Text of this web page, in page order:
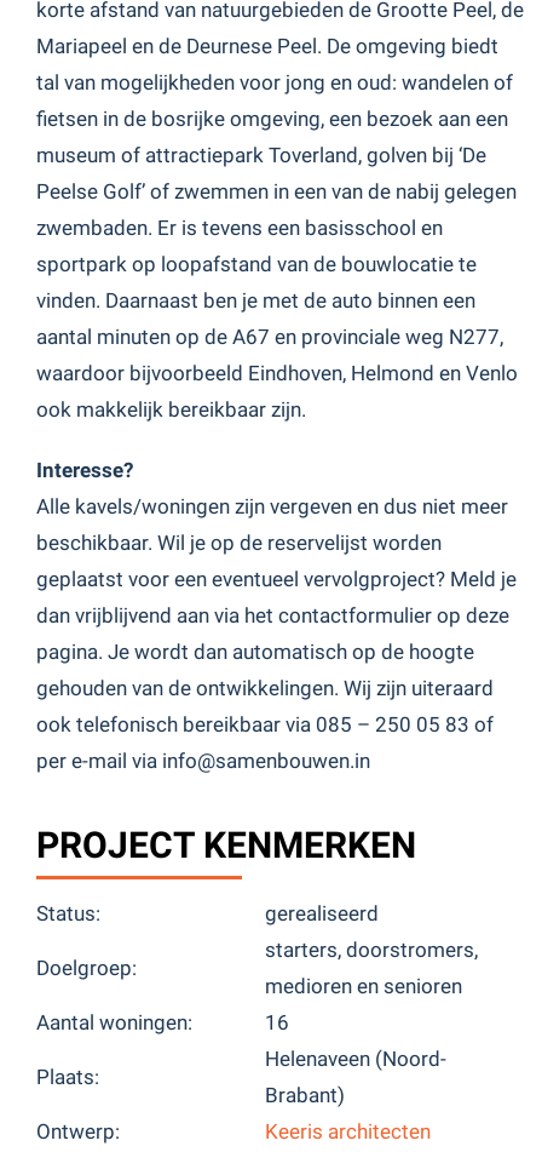
korte afstand van natuurgebieden de Grootte Peel, de
Mariapeel en de Deurnese Peel. De omgeving biedt
tal van mogelijkheden voor jong en oud: wandelen of
fietsen in de bosrijke omgeving, een bezoek aan een
museum of attractiepark Toverland, golven bij ‘De
Peelse Golf’ of zwemmen in een van de nabij gelegen
zwembaden. Er is tevens een basisschool en
sportpark op loopafstand van de bouwlocatie te
vinden. Daarnaast ben je met de auto binnen een
aantal minuten op de A67 en provinciale weg N277,
waardoor bijvoorbeeld Eindhoven, Helmond en Venlo
ook makkelijk bereikbaar zijn.
Interesse?
Alle kavels/woningen zijn vergeven en dus niet meer
beschikbaar. Wil je op de reservelijst worden
geplaatst voor een eventueel vervolgproject? Meld je
dan vrijblijvend aan via het contactformulier op deze
pagina. Je wordt dan automatisch op de hoogte
gehouden van de ontwikkelingen. Wij zijn uiteraard
ook telefonisch bereikbaar via 085 – 250 05 83 of
per e-mail via info@samenbouwen.in
PROJECT KENMERKEN
Status: gerealiseerd
Doelgroep:
starters, doorstromers,
medioren en senioren
Aantal woningen:
16
Plaats:
Helenaveen (Noord-
Brabant)
Ontwerp:
Keeris architecten